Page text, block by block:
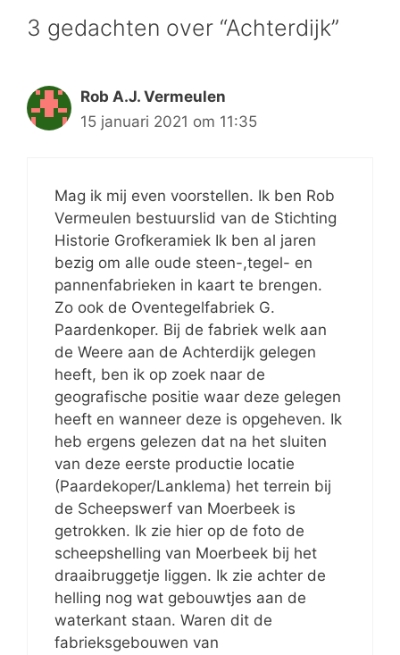
3 gedachten over “Achterdijk”
Rob A.J. Vermeulen
15 januari 2021 om 11:35
Mag ik mij even voorstellen. Ik ben Rob
Vermeulen bestuurslid van de Stichting
Historie Grofkeramiek Ik ben al jaren
bezig om alle oude steen-,tegel- en
pannenfabrieken in kaart te brengen.
Zo ook de Oventegelfabriek G.
Paardenkoper. Bij de fabriek welk aan
de Weere aan de Achterdijk gelegen
heeft, ben ik op zoek naar de
geografische positie waar deze gelegen
heeft en wanneer deze is opgeheven. Ik
heb ergens gelezen dat na het sluiten
van deze eerste productie locatie
(Paardekoper/Lanklema) het terrein bij
de Scheepswerf van Moerbeek is
getrokken. Ik zie hier op de foto de
scheepshelling van Moerbeek bij het
draaibruggetje liggen. Ik zie achter de
helling nog wat gebouwtjes aan de
waterkant staan. Waren dit de
fabrieksgebouwen van